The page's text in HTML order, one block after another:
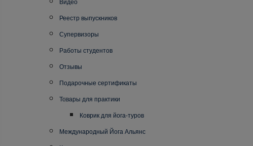
Реестр выпускников
Супервизоры
Работы студентов
Отзывы
Подарочные сертификаты
Товары для практики
Коврик для йога-туров
Международный Йога Альянс